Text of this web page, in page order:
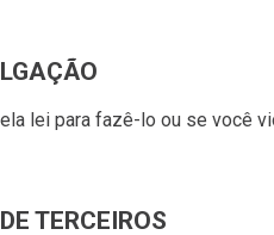
lei para fazê-lo ou se você
TERCEIROS